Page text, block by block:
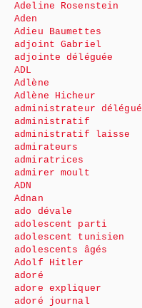
Adeline Rosenstein
Aden
Adieu Baumettes
adjoint Gabriel
adjointe déléguée
ADL
Adlène
Adlène Hicheur
administrateur délégué
administratif
administratif laisse
admirateurs
admiratrices
admirer moult
ADN
Adnan
ado dévale
adolescent parti
adolescent tunisien
adolescents âgés
Adolf Hitler
adoré
adore expliquer
adoré journal